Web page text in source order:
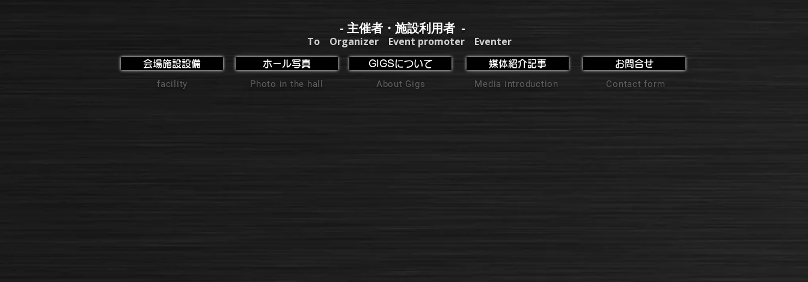
- 主催者・施設利用者 -
To Organizer Event promoter Eventer
会場施設設備
facility
ホール写真
Photo in the hall
GIGSについて
About Gigs
媒体紹介記事
Media introduction
お問合せ
Contact form